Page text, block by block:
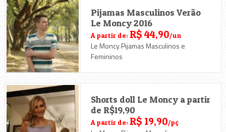
Pijamas Masculinos Verão
Le Moncy 2016
A partir de: R$ 44,90/un
Le Moncy Pijamas Masculinos e
Femininos
Shorts doll Le Moncy a partir
de R$19,90
A partir de: R$ 19,90/pç